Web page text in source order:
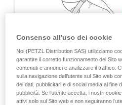
Consenso all'uso dei cookie
Noi (PETZL Distribution SAS) utilizziamo
garantire il corretto funzionamento del Sito
contenuti e annunci e analizzare il traffico.
sulla navigazione dell’utente sul Sito web
dei dati, pubblicitari e di social media al fine
pubblicità. Se l’utente accetta, i nostri
attivi solo sul Sito web e non seguiranno